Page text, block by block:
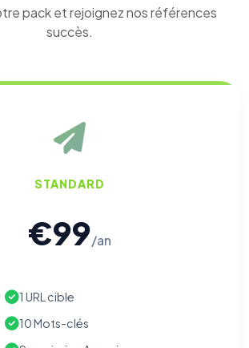
pack et rejoignez nos références
succès.
STANDARD
€99/an
1 URL cible
10 Mots-clés